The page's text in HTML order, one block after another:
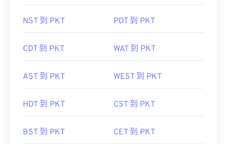
NST 到 PKT PDT 到 PKT
CDT 到 PKT WAT 到 PKT
AST 到 PKT WEST 到 PKT
HDT 到 PKT CST 到 PKT
BST 到 PKT CET 到 PKT